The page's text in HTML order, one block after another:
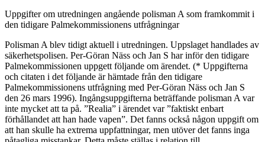
Uppgifter om utredningen angående polisman A som framkommit i
den tidigare Palmekommissionens utfrågningar
Polisman A blev tidigt aktuell i utredningen. Uppslaget handlades av
säkerhetspolisen. Per-Göran Näss och Jan S har inför den tidigare
Palmekommissionen uppgett följande om ärendet. (* Uppgifterna
och citaten i det följande är hämtade från den tidigare
Palmekommissionens utfrågning med Per-Göran Näss och Jan S
den 26 mars 1996). Ingångsuppgifterna beträffande polisman A var
inte mycket att ta på. ”Realia” i ärendet var ”faktiskt enbart
förhållandet att han hade vapen”. Det fanns också någon uppgift om
att han skulle ha extrema uppfattningar, men utöver det fanns inga